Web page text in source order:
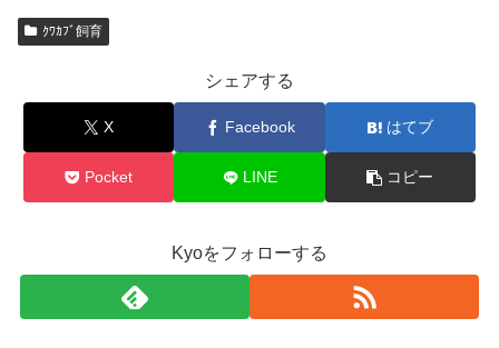
ｸﾜｶﾌﾞ飼育
シェアする
X Facebook はてブ
Pocket LINE コピー
Kyoをフォローする